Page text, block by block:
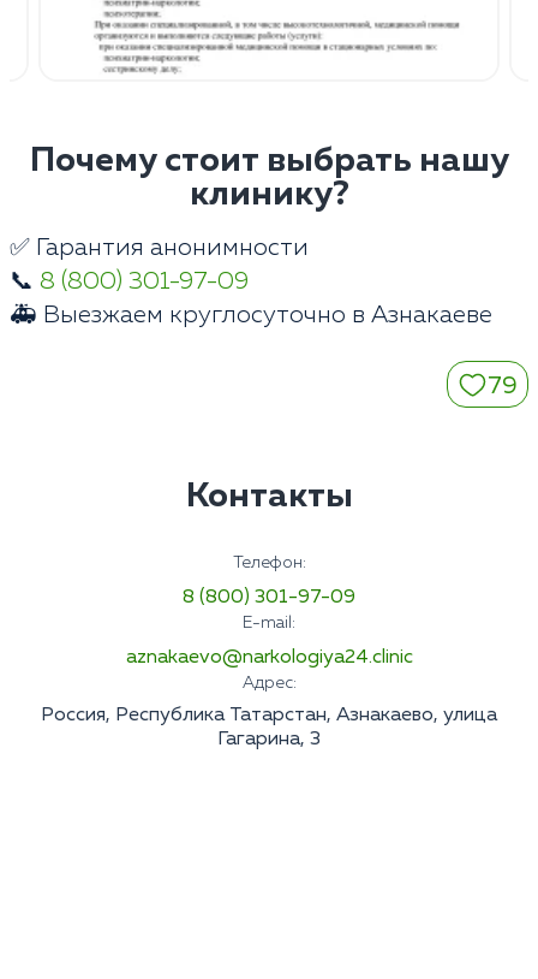
Почему стоит выбрать нашу
клинику?
✅ Гарантия анонимности
📞 8 (800) 301-97-09
🚑 Выезжаем круглосуточно в Азнакаеве
79
Контакты
Телефон:
8 (800) 301-97-09
E-mail:
aznakaevo@narkologiya24.clinic
Адрес:
Россия, Республика Татарстан, Азнакаево, улица
Гагарина, 3